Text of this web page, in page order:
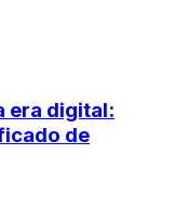
era digital:
de